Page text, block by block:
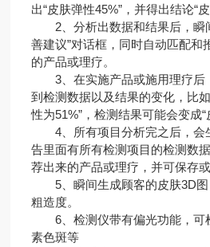
出“皮肤弹性45%”，并得出结论“皮
2、分析出数据和结果后，瞬间
善建议”对话框，同时自动匹配和
的产品或理疗。
3、在实施产品或施用理疗后
到检测数据以及结果的变化，比
性为51%”，检测结果可能会变成“
4、所有项目分析完之后，会
告里面有所有检测项目的检测数
荐出来的产品或理疗，并可保存或
5、瞬间生成顾客的皮肤3D图
粗造度。
6、检测仪带有偏光功能，可
素色斑等